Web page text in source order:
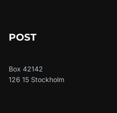
POST
Box 42142
126 15 Stockholm